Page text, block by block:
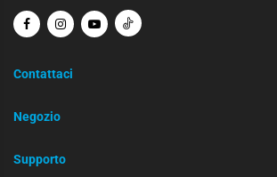
Contattaci
Negozio
Supporto